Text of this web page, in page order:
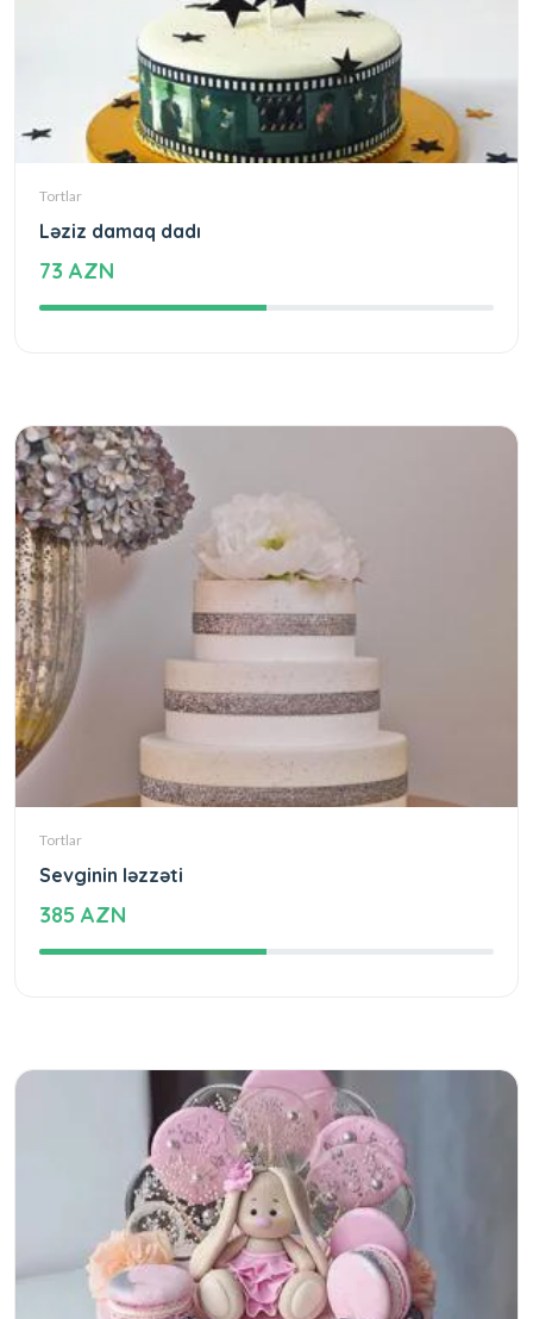
Tortlar
Ləziz damaq dadı
73 AZN
Tortlar
Sevginin ləzzəti
385 AZN